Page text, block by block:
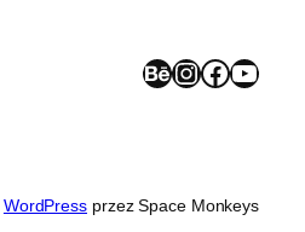
Behance InstagramFacebook YouTube
WordPress przez Space Monkeys